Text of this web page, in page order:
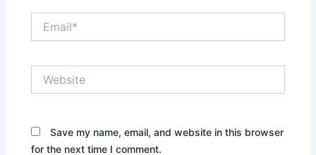
Save my name, email, and website in this browser
for the next time I comment.